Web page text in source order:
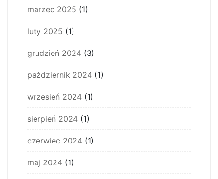
marzec 2025 (1)
luty 2025 (1)
grudzień 2024 (3)
październik 2024 (1)
wrzesień 2024 (1)
sierpień 2024 (1)
czerwiec 2024 (1)
maj 2024 (1)